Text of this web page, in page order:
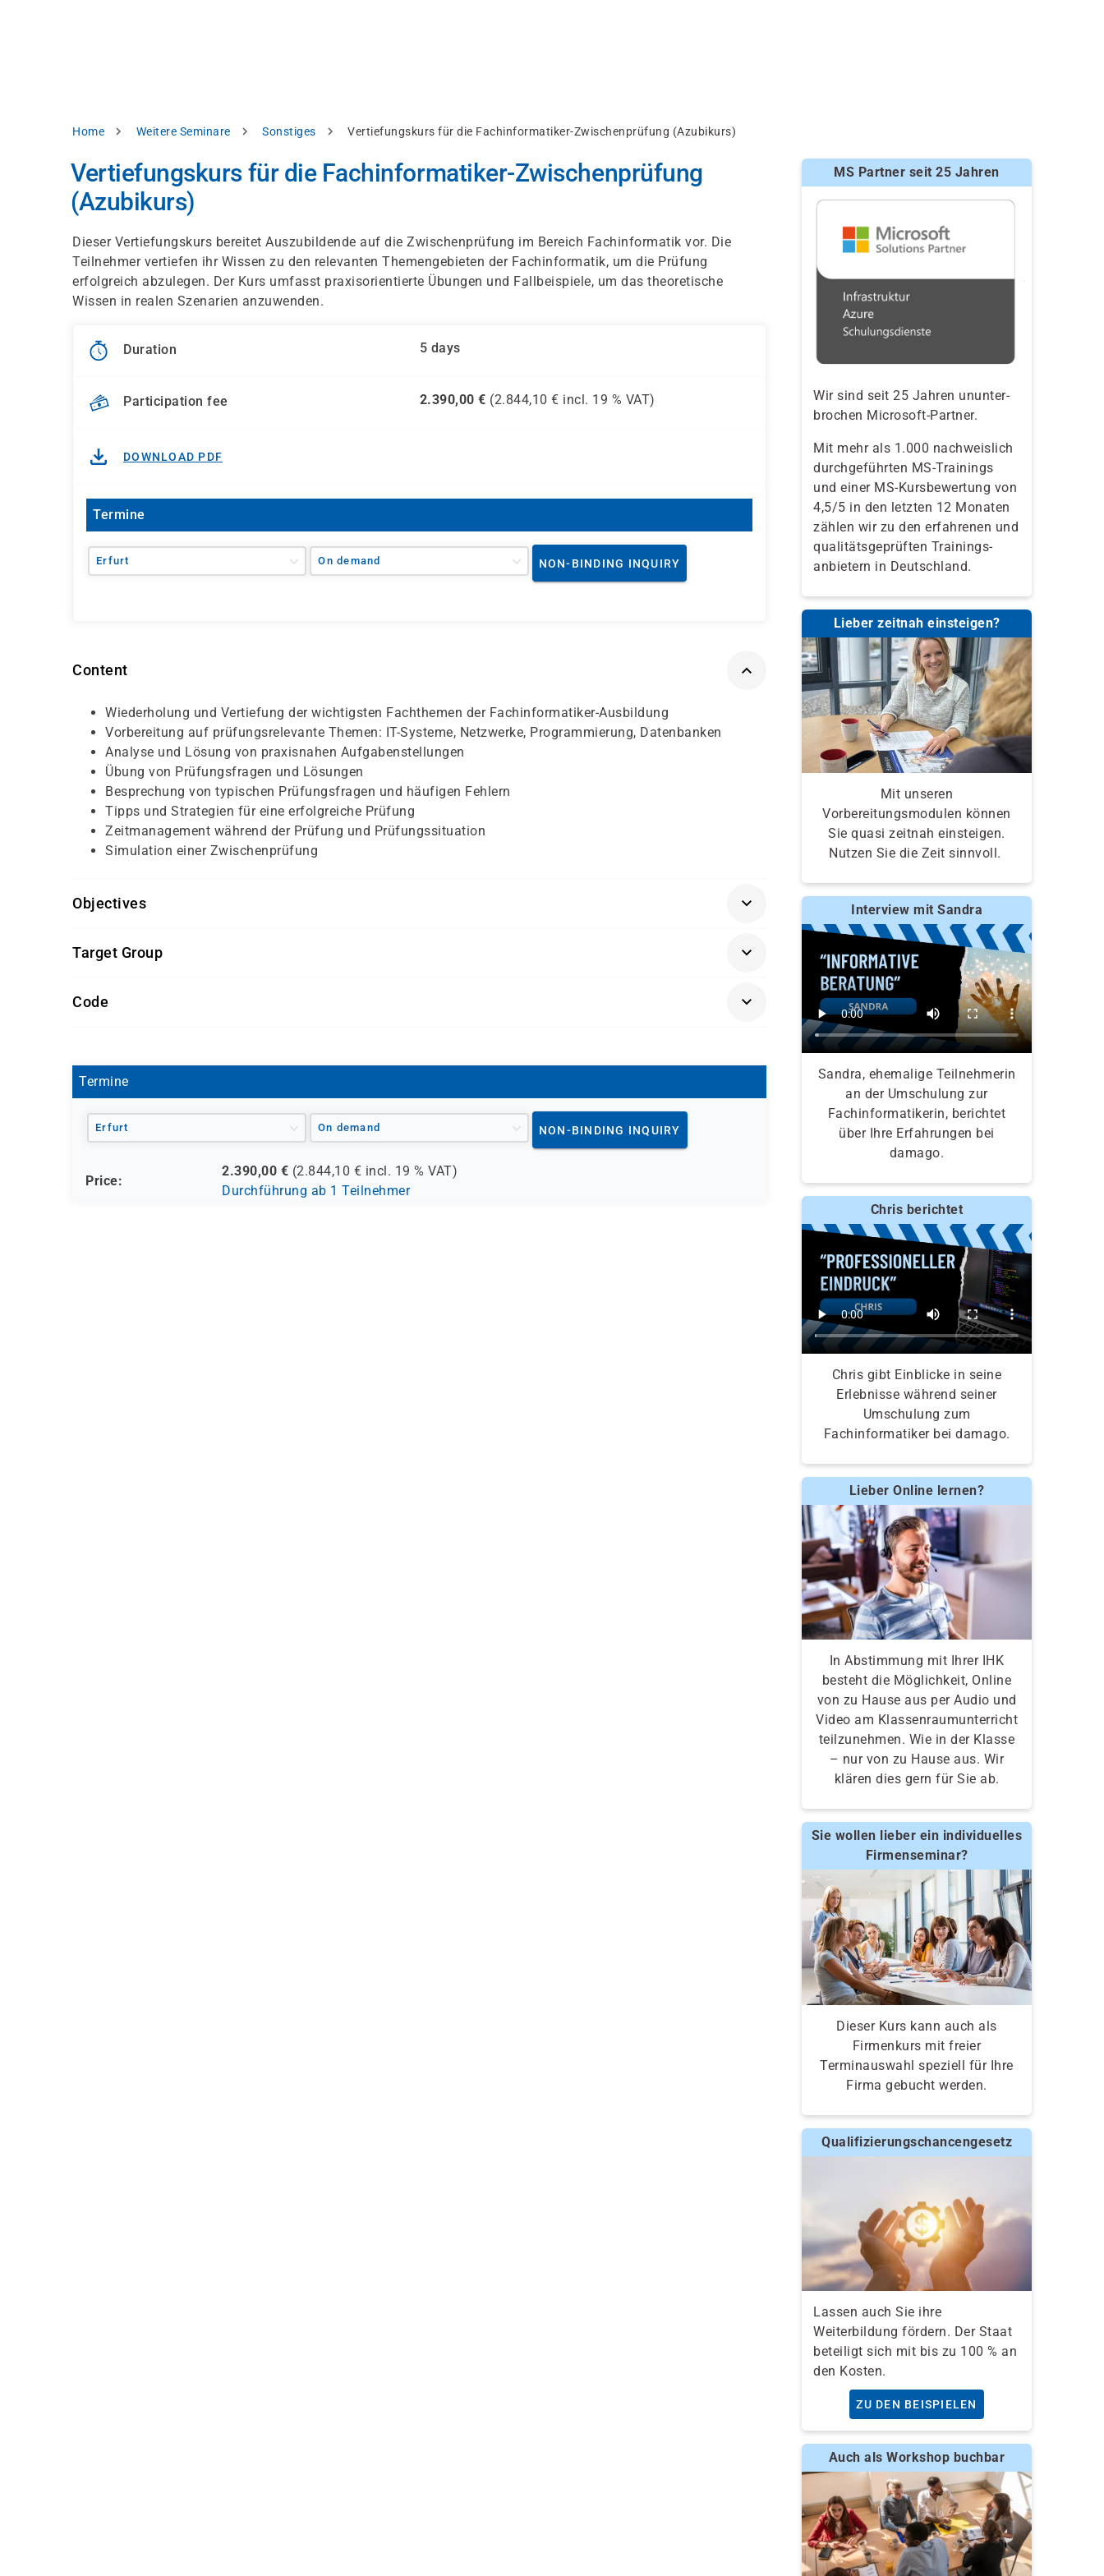
Breadcrumb
Home Weitere Seminare Sonstiges Vertiefungskurs für die Fachinformatiker-Zwischenprüfung (Azubikurs)
Vertiefungskurs für die Fachinformatiker-Zwischenprüfung
(Azubikurs)
Dieser Vertiefungskurs bereitet Auszubildende auf die Zwischenprüfung im Bereich Fachinformatik vor. Die
Teilnehmer vertiefen ihr Wissen zu den relevanten Themengebieten der Fachinformatik, um die Prüfung
erfolgreich abzulegen. Der Kurs umfasst praxisorientierte Übungen und Fallbeispiele, um das theoretische
Wissen in realen Szenarien anzuwenden.
Duration 5 days
Participation fee 2.390,00 € (2.844,10 € incl. 19 % VAT)
DOWNLOAD PDF
Termine
Erfurt On demand NON-BINDING INQUIRY
Content
Wiederholung und Vertiefung der wichtigsten Fachthemen der Fachinformatiker-Ausbildung
Vorbereitung auf prüfungsrelevante Themen: IT-Systeme, Netzwerke, Programmierung, Datenbanken
Analyse und Lösung von praxisnahen Aufgabenstellungen
Übung von Prüfungsfragen und Lösungen
Besprechung von typischen Prüfungsfragen und häufigen Fehlern
Tipps und Strategien für eine erfolgreiche Prüfung
Zeitmanagement während der Prüfung und Prüfungssituation
Simulation einer Zwischenprüfung
Objectives
Lernmodulen.
Target Group
möchten.
Code
Termine
Erfurt On demand NON-BINDING INQUIRY
Price:
2.390,00 € (2.844,10 € incl. 19 % VAT)
Durchführung ab 1 Teilnehmer
MS Partner seit 25 Jahren
Wir sind seit 25 Jahren ununter-
brochen Microsoft-Partner.
Mit mehr als 1.000 nachweislich
durchgeführten MS-Trainings
und einer MS-Kursbewertung von
4,5/5 in den letzten 12 Monaten
zählen wir zu den erfahrenen und
qualitäts­geprüften Trainings­
anbietern in Deutschland.
Lieber zeitnah einsteigen?
Mit unseren
Vorbereitungsmodulen können
Sie quasi zeitnah einsteigen.
Nutzen Sie die Zeit sinnvoll.
Interview mit Sandra
Sandra, ehemalige Teilnehmerin
an der Umschulung zur
Fachinformatikerin, berichtet
über Ihre Erfahrungen bei
damago.
Chris berichtet
Chris gibt Einblicke in seine
Erlebnisse während seiner
Umschulung zum
Fachinformatiker bei damago.
Lieber Online lernen?
In Abstimmung mit Ihrer IHK
besteht die Möglichkeit, Online
von zu Hause aus per Audio und
Video am Klassenraumunterricht
teilzunehmen. Wie in der Klasse
– nur von zu Hause aus. Wir
klären dies gern für Sie ab.
Sie wollen lieber ein individuelles
Firmenseminar?
Dieser Kurs kann auch als
Firmenkurs mit freier
Terminauswahl speziell für Ihre
Firma gebucht werden.
Qualifizierungschancengesetz
Lassen auch Sie ihre
Weiterbildung fördern. Der Staat
beteiligt sich mit bis zu 100 % an
den Kosten.
ZU DEN BEISPIELEN
Auch als Workshop buchbar